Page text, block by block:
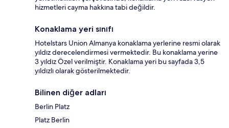
hizmetleri cayma hakkına tabi değildir.
Konaklama yeri sınıfı
Hotelstars Union Almanya konaklama yerlerine resmi olarak
yıldız derecelendirmesi vermektedir. Bu konaklama yerine
3 yıldız Özel verilmiştir. Konaklama yeri bu sayfada 3,5
yıldızlı olarak gösterilmektedir.
Bilinen diğer adları
Berlin Platz
Platz Berlin